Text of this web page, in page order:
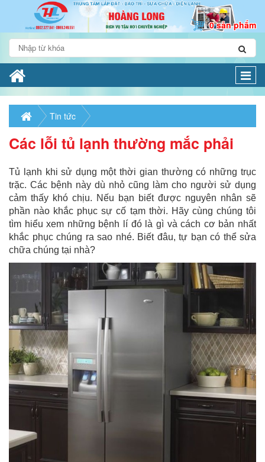
0 sản phẩm
Tin tức
Các lỗi tủ lạnh thường mắc phải
Tủ lạnh khi sử dụng một thời gian thường có những trục
trặc. Các bệnh này dù nhỏ cũng làm cho người sử dụng
cảm thấy khó chịu. Nếu bạn biết được nguyên nhân sẽ
phần nào khắc phục sự cố tạm thời. Hãy cùng chúng tôi
tìm hiểu xem những bệnh lí đó là gì và cách cơ bản nhất
khắc phục chúng ra sao nhé. Biết đâu, tự bạn có thể sửa
chữa chúng tại nhà?